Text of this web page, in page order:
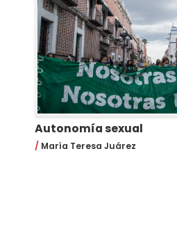
Autonomía sexual
María Teresa Juárez